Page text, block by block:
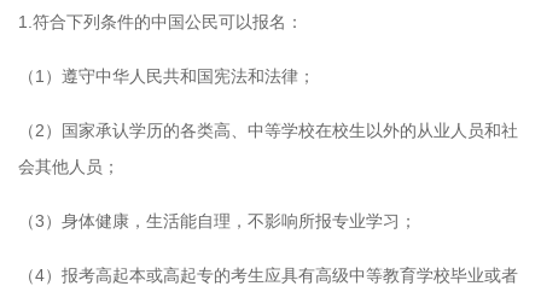
1.符合下列条件的中国公民可以报名：
（1）遵守中华人民共和国宪法和法律；
（2）国家承认学历的各类高、中等学校在校生以外的从业人员和社
会其他人员；
（3）身体健康，生活能自理，不影响所报专业学习；
（4）报考高起本或高起专的考生应具有高级中等教育学校毕业或者